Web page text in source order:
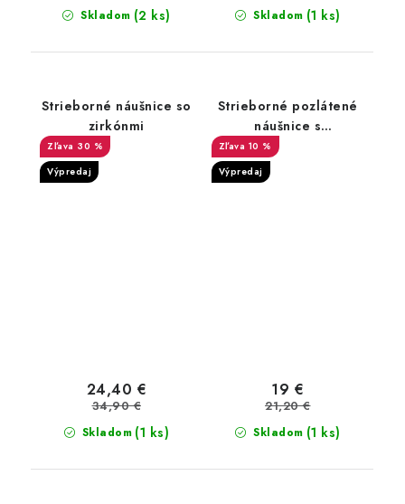
Skladom (2 ks) Skladom (1 ks)
Strieborné náušnice so
zirkónmi
30 %
Výpredaj
Skladom (1 ks)
24,40 €
34,90 €
Strieborné pozlátené
náušnice s
hviezdičkami
10 %
Výpredaj
Skladom (1 ks)
19 €
21,20 €